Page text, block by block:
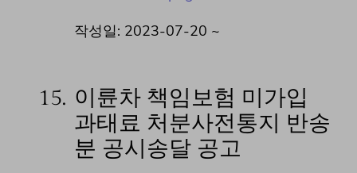
작성일: 2023-07-20 ~
15. 이륜차 책임보험 미가입
과태료 처분사전통지 반송
분 공시송달 공고